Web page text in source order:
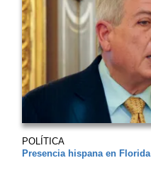
POLÍTICA
Presencia hispana en Florida